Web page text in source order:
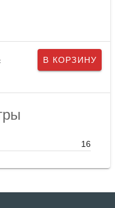
В КОРЗИНУ
16